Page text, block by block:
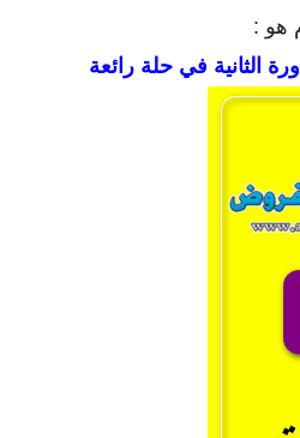
هو :
الثانية في حلة رائعة